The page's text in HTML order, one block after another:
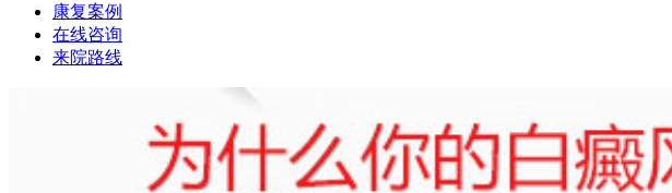
康复案例
在线咨询
来院路线